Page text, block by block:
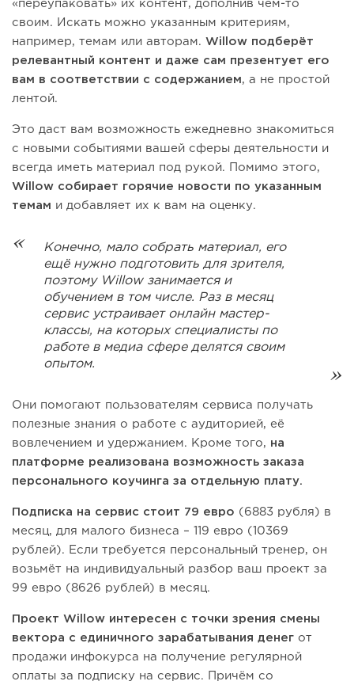
«переупаковать» их контент, дополнив чем-то
своим. Искать можно указанным критериям,
например, темам или авторам. Willow подберёт
релевантный контент и даже сам презентует его
вам в соответствии с содержанием, а не простой
лентой.
Это даст вам возможность ежедневно знакомиться
с новыми событиями вашей сферы деятельности и
всегда иметь материал под рукой. Помимо этого,
Willow cобирает горячие новости по указанным
темам и добавляет их к вам на оценку.
Конечно, мало собрать материал, его
ещё нужно подготовить для зрителя,
поэтому Willow занимается и
обучением в том числе. Раз в месяц
сервис устраивает онлайн мастер-
классы, на которых специалисты по
работе в медиа сфере делятся своим
опытом.
Они помогают пользователям сервиса получать
полезные знания о работе с аудиторией, её
вовлечением и удержанием. Кроме того, на
платформе реализована возможность заказа
персонального коучинга за отдельную плату.
Подписка на сервис стоит 79 евро (6883 рубля) в
месяц, для малого бизнеса – 119 евро (10369
рублей). Если требуется персональный тренер, он
возьмёт на индивидуальный разбор ваш проект за
99 евро (8626 рублей) в месяц.
Проект Willow интересен с точки зрения смены
вектора с единичного зарабатывания денег от
продажи инфокурса на получение регулярной
оплаты за подписку на сервис. Причём со